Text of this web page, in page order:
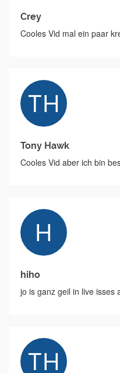
Crey
Cooles Vid mal ein paar
Tony Hawk
Cooles Vid aber ich bin
hiho
jo is ganz geil in live isses